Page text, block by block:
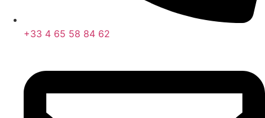
+33 4 65 58 84 62